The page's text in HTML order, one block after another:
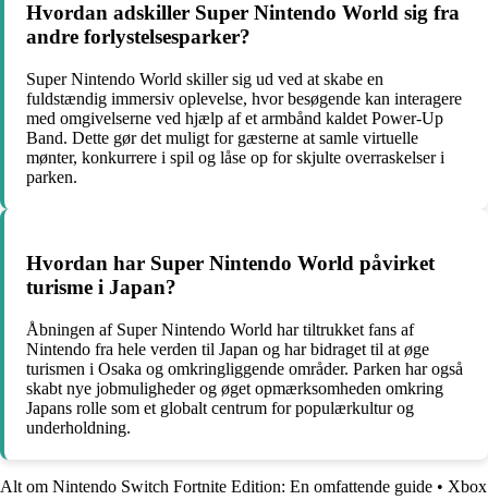
Hvordan adskiller Super Nintendo World sig fra
andre forlystelsesparker?
Super Nintendo World skiller sig ud ved at skabe en
fuldstændig immersiv oplevelse, hvor besøgende kan interagere
med omgivelserne ved hjælp af et armbånd kaldet Power-Up
Band. Dette gør det muligt for gæsterne at samle virtuelle
mønter, konkurrere i spil og låse op for skjulte overraskelser i
parken.
Hvordan har Super Nintendo World påvirket
turisme i Japan?
Åbningen af Super Nintendo World har tiltrukket fans af
Nintendo fra hele verden til Japan og har bidraget til at øge
turismen i Osaka og omkringliggende områder. Parken har også
skabt nye jobmuligheder og øget opmærksomheden omkring
Japans rolle som et globalt centrum for populærkultur og
underholdning.
Alt om Nintendo Switch Fortnite Edition: En omfattende guide • Xbox